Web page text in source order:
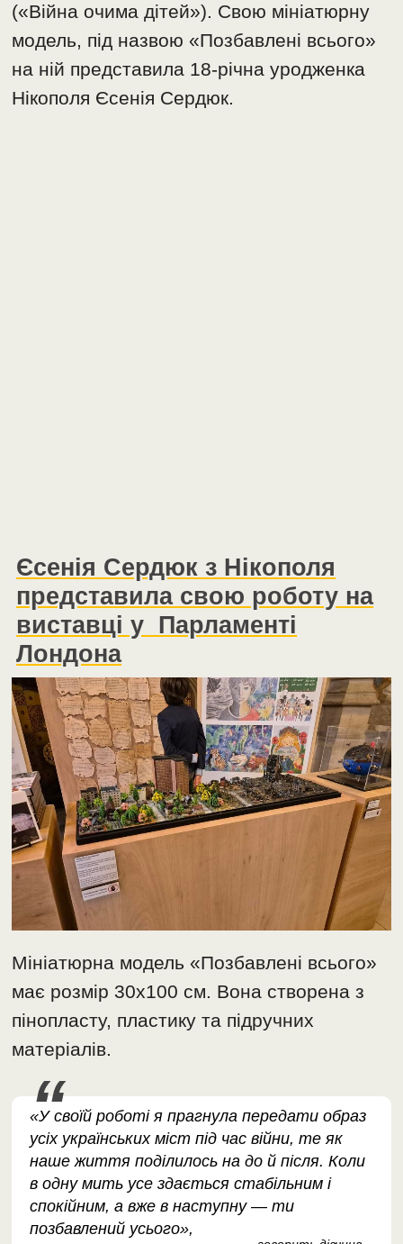
(«Війна очима дітей»). Свою мініатюрну
модель, під назвою «Позбавлені всього»
на ній представила 18-річна уродженка
Нікополя Єсенія Сердюк.
Єсенія Сердюк з Нікополя
представила свою роботу на
виставці у Парламенті
Лондона
Мініатюрна модель «Позбавлені всього»
має розмір 30х100 см. Вона створена з
пінопласту, пластику та підручних
матеріалів.
«У своїй роботі я прагнула передати образ
усіх українських міст під час війни, те як
наше життя поділилось на до й після. Коли
в одну мить усе здається стабільним і
спокійним, а вже в наступну — ти
позбавлений усього»,